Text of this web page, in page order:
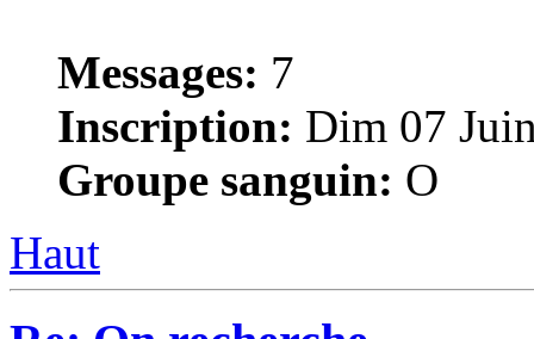
Messages: 7
Inscription: Dim 07
Groupe sanguin: O
Haut